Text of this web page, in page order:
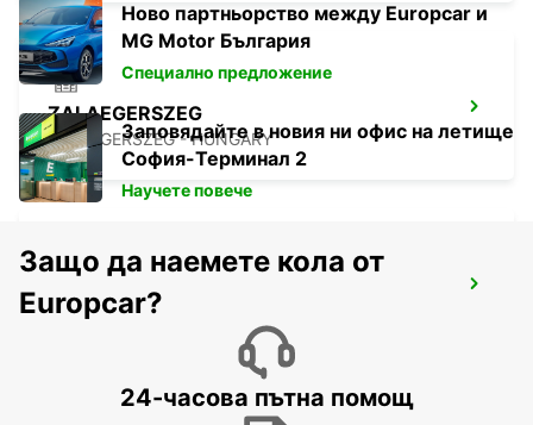
ZALAEGERSZEG
ZALAEGERSZEG - HUNGARY
LJUBLJANA AIRPORT
ZGORNJI BRNIK AERODROM - SLOVENIA
Ново партньорство между Europcar и
MG Motor България
Специално предложение
Заповядайте в новия ни офис на летище
София-Терминал 2
Научете повече
Защо да наемете кола от
Europcar?
24-часова пътна помощ